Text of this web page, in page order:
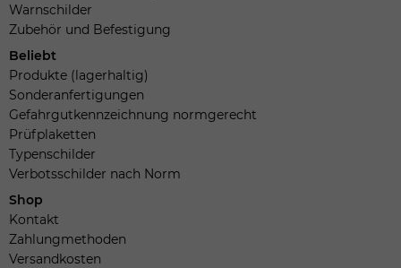
Warnschilder
Zubehör und Befestigung
Beliebt
Produkte (lagerhaltig)
Sonderanfertigungen
Gefahrgutkennzeichnung normgerecht
Prüfplaketten
Typenschilder
Verbotsschilder nach Norm
Shop
Kontakt
Zahlungmethoden
Versandkosten